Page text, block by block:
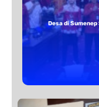
Desa di